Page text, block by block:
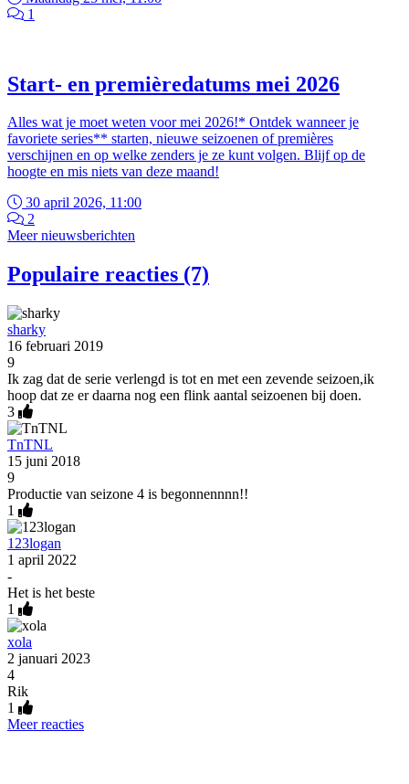
1
Start- en premièredatums mei 2026
Alles wat je moet weten voor mei 2026!* Ontdek wanneer je
favoriete series** starten, nieuwe seizoenen of premières
verschijnen en op welke zenders je ze kunt volgen. Blijf op de
hoogte en mis niets van deze maand!
30 april 2026, 11:00
2
Meer nieuwsberichten
Populaire reacties (7)
sharky
16 februari 2019
9
Ik zag dat de serie verlengd is tot en met een zevende seizoen,ik
hoop dat ze er daarna nog een flink aantal seizoenen bij doen.
3
TnTNL
15 juni 2018
9
Productie van seizone 4 is begonnennnn!!
1
123logan
1 april 2022
-
Het is het beste
1
xola
2 januari 2023
4
Rik
1
Meer reacties